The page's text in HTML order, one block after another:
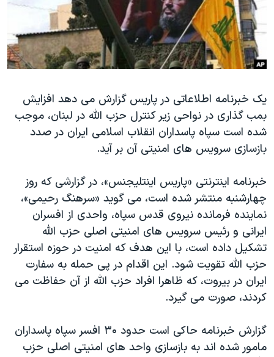
فرهنگ و زندگی
حقوق شهروندی
اقتصادی
اسرائیل در جنگ
گالری عکس
آرشیو پخش زنده
مستندها
انتخابات ریاست جمهوری آمریکا ۲۰۲۴
حمله جمهوری اسلامی به اسرائیل
ورزش زنان در ایران
اعتراضات زن، زندگی، آزادی
مجموعه مستندهای دادخواهی
دادگاه حمید نوری
چهل سال گروگان‌گیری
قانون شفافیت دارائی کادر رهبری ایران
اعتراضات مردمی آبان ۹۸
اسرائیل در جنگ
نرگس محمدی برنده جایزه نوبل صلح
صفحه‌های ویژه
دنبال کنید
زبانهای مختلف
یک خبرنامه اطلاعاتی در پاریس گزارش می دهد افزایش
بمب گذاری در نواحی زیر کنترل حزب الله در لبنان، موجب
شده است سپاه پاسداران انقلاب اسلامی ایران در صدد
بازسازی سرویس های امنیتی آن بر آید.
خبرنامه اینترنتی «پاریس اینتلیجنس»، در گزارشی که روز
چهارشنبه منتشر شده است، می گوید «سرهنگ رحیمی»،
نماینده فرمانده نیروی قدس سپاه، واحدی از افسران
ایرانی و رئیس سرویس های امنیتی اصلی حزب الله
تشکیل داده است، با این هدف که امنیت در حوزه استقرار
حزب الله تقویت شود. این اقدام در پی حمله به سفارت
ایران در بیروت، که ظاهرا افراد حزب الله از آن حفاظت می
کردند، صورت می گیرد.
گزارش خبرنامه حاکی است حدود ۳۰ افسر سپاه پاسداران
مامور شده اند به بازسازی واحد های امنیتی اصلی حزب